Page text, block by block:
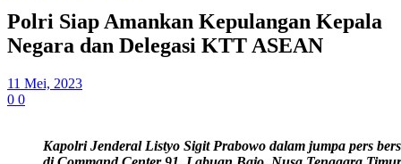
Polri Siap Amankan Kepulangan Kepala
Negara dan Delegasi KTT ASEAN
11 Mei, 2023
0 0
Kapolri Jenderal Listyo Sigit Prabowo dalam jumpa pers